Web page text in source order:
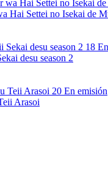
Hai Settei no Isekai de
18
desu season 2
20 En emisión
Arasoi